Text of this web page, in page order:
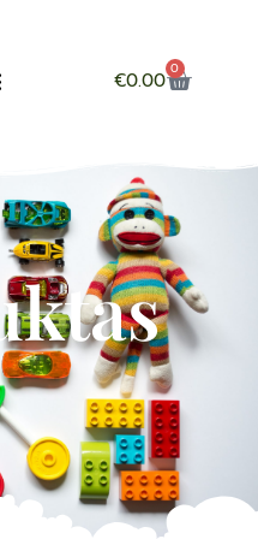
€0.00 0